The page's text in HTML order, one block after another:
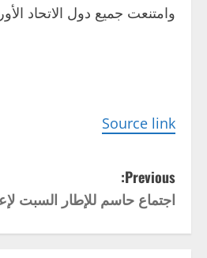
وامتنعت جميع دول الاتحاد
Source link
P
o
s
Previous:
اجتماع حاسم للإطار السبت